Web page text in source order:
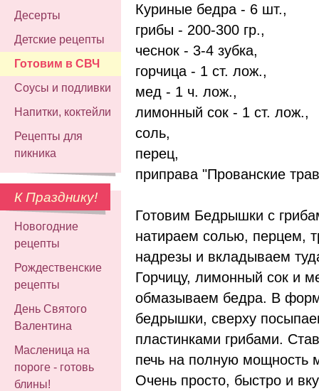
Десерты
Детские рецепты
Готовим в СВЧ
Соусы и подливки
Напитки, коктейли
Рецепты для
пикника
К Празднику!
Новогодние
рецепты
Рождественские
рецепты
День Святого
Валентина
Масленица на
пороге - готовь
блины!
Куриные бедра - 6 шт.,
грибы - 200-300 гр.,
чеснок - 3-4 зубка,
горчица - 1 ст. лож.,
мед - 1 ч. лож.,
лимонный сок - 1 ст. лож.,
соль,
перец,
приправа "Прованские
Готовим Бедрышки с
натираем солью, перцем,
надрезы и вкладываем
Горчицу, лимонный сок и
обмазываем бедра. В
бедрышки, сверху
пластинками грибами.
печь на полную мощность
Очень просто, быстро и